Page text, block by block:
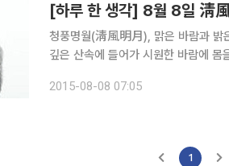
[하루 한 생각] 8월 8일 淸
청풍명월(淸風明月), 맑은 바람과 밝
깊은 산속에 들어가 시원한 바람에
2015-08-08 07:05
1